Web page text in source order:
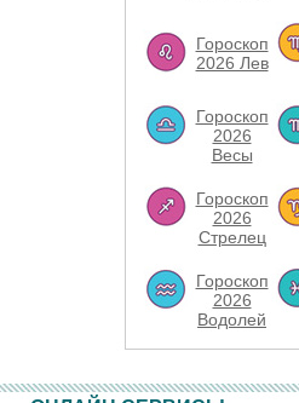
Гороскоп
2026 Лев
Гороскоп
2026
Весы
Гороскоп
2026
Стрелец
Гороскоп
2026
Водолей